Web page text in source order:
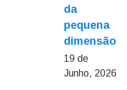
da
pequena
dimensão
19 de
Junho, 2026